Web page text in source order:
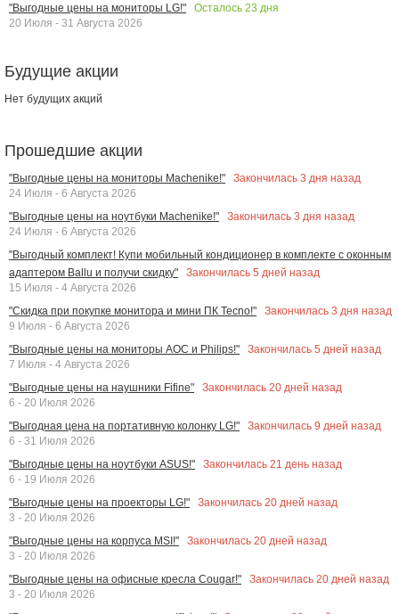
"Выгодные цены на мониторы LG!"
Осталось 23 дня
20 Июля - 31 Августа 2026
Будущие акции
Нет будущих акций
Прошедшие акции
"Выгодные цены на мониторы Machenike!" Закончилась 3 дня назад
24 Июля - 6 Августа 2026
"Выгодные цены на ноутбуки Machenike!"
Закончилась 3 дня назад
24 Июля - 6 Августа 2026
"Выгодный комплект! Купи мобильный кондиционер в комплекте с оконным
адаптером Ballu и получи скидку"
Закончилась 5 дней назад
15 Июля - 4 Августа 2026
"Скидка при покупке монитора и мини ПК Tecno!"
Закончилась 3 дня назад
9 Июля - 6 Августа 2026
"Выгодные цены на мониторы AOC и Philips!"
Закончилась 5 дней назад
7 Июля - 4 Августа 2026
"Выгодные цены на наушники Fifine"
Закончилась 20 дней назад
6 - 20 Июля 2026
"Выгодная цена на портативную колонку LG!"
Закончилась 9 дней назад
6 - 31 Июля 2026
"Выгодные цены на ноутбуки ASUS!"
Закончилась 21 день назад
6 - 19 Июля 2026
"Выгодные цены на проекторы LG!"
Закончилась 20 дней назад
3 - 20 Июля 2026
"Выгодные цены на корпуса MSI!"
Закончилась 20 дней назад
3 - 20 Июля 2026
"Выгодные цены на офисные кресла Cougar!"
Закончилась 20 дней назад
3 - 20 Июля 2026